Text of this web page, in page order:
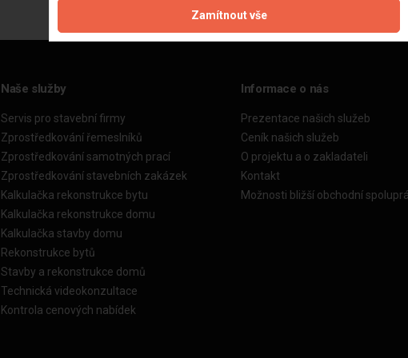
Naše služby
Servis pro stavební firmy
Zprostředkování řemeslníků
Zprostředkování samotných prací
Zprostředkování stavebních zakázek
Kalkulačka rekonstrukce bytu
Kalkulačka rekonstrukce domu
Kalkulačka stavby domu
Rekonstrukce bytů
Stavby a rekonstrukce domů
Technická videokonzultace
Kontrola cenových nabídek
Informace o nás
Prezentace našich služeb
Ceník našich služeb
O projektu a o zakladateli
Kontakt
Možnosti bližší obchodní
Zamítnout vše